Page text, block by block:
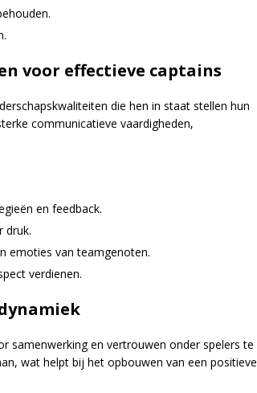
voor effectieve captains
die hen in staat stellen hun
communicatieve vaardigheden,
en feedback.
druk.
emoties van teamgenoten.
verdienen.
samenwerking en vertrouwen onder spelers te
wat helpt bij het opbouwen van een positieve